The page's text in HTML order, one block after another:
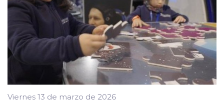
Viernes 13 de marzo de 2026